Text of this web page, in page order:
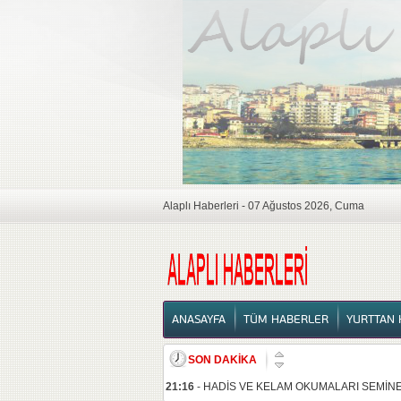
Alaplı Haberleri - 07 Ağustos 2026, Cuma
ANASAYFA
ANASAYFA TÜM HABERLER YURTTAN
SON DAKİKA
21:16 - HADİS VE KELAM OKUMALARI